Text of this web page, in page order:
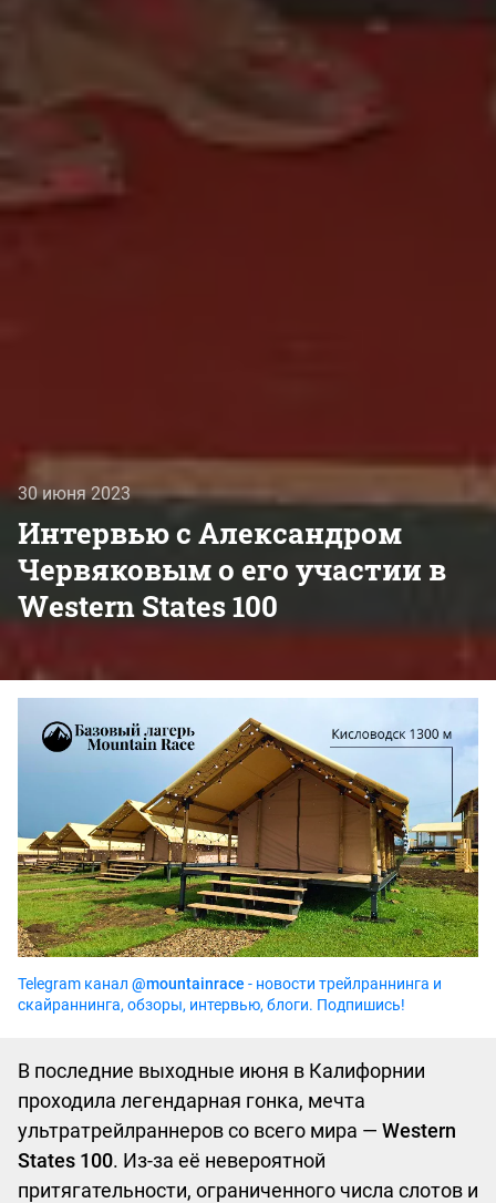
30 июня 2023
Интервью с Александром
Червяковым о его участии в
Western States 100
Telegram канал @mountainrace - новости трейлраннинга и
скайраннинга, обзоры, интервью, блоги. Подпишись!
В последние выходные июня в Калифорнии
проходила легендарная гонка, мечта
ультратрейлраннеров со всего мира — Western
States 100. Из-за её невероятной
притягательности, ограниченного числа слотов и